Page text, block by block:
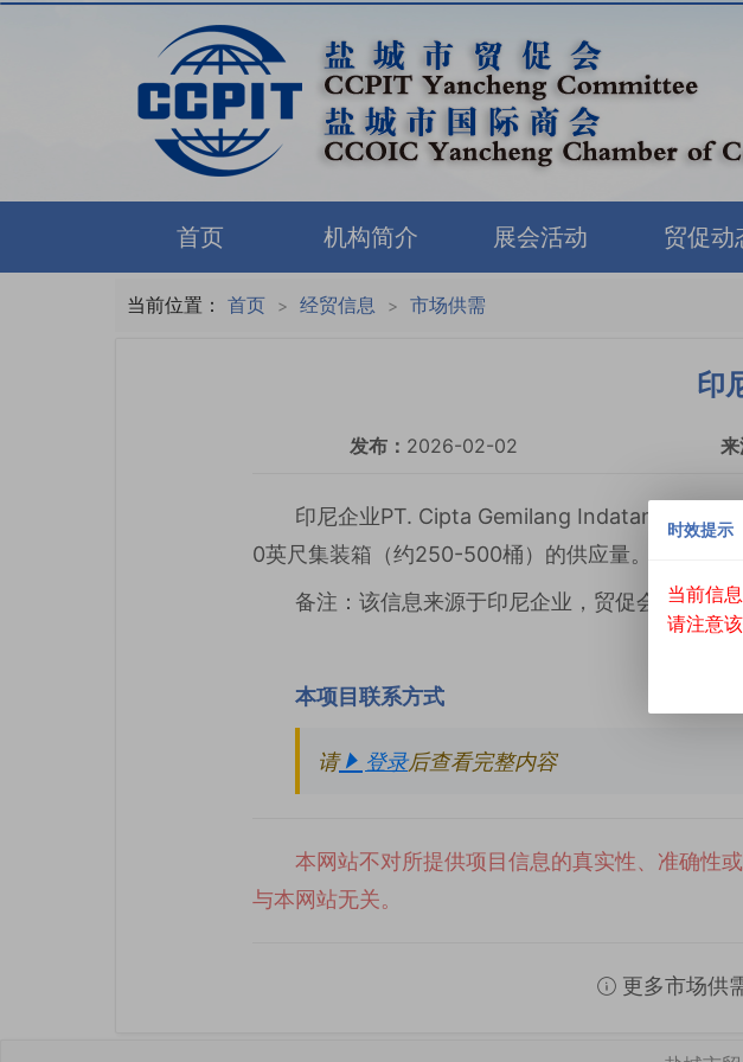
首页 机构简介 展会活动 贸促动
当前位置： 首页 > 经贸信息 > 市场供需
印
发布： 2026-02-02 来
印尼企业PT. Cipta Gemilang Indatama发布
0英尺集装箱（约250-500桶）的供应量。
备注：该信息来源于印尼企业，贸促会驻印尼
本项目联系方式
请 登录后查看完整内容
本网站不对所提供项目信息的真实性、准确性
与本网站无关。
更多市场供
时效提示
当前信
请注意